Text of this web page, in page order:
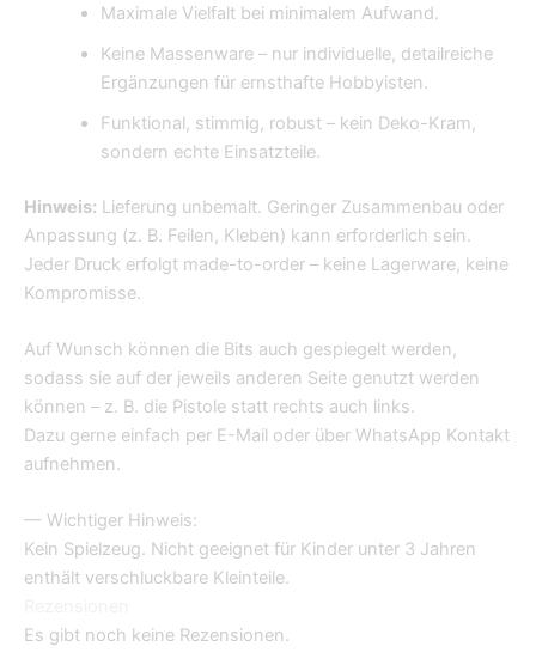
Maximale Vielfalt bei minimalem Aufwand.
Keine Massenware – nur individuelle, detailreiche
Ergänzungen für ernsthafte Hobbyisten.
Funktional, stimmig, robust – kein Deko-Kram,
sondern echte Einsatzteile.
Hinweis: Lieferung unbemalt. Geringer Zusammenbau oder
Anpassung (z. B. Feilen, Kleben) kann erforderlich sein.
Jeder Druck erfolgt made-to-order – keine Lagerware, keine
Kompromisse.
Auf Wunsch können die Bits auch gespiegelt werden,
sodass sie auf der jeweils anderen Seite genutzt werden
können – z. B. die Pistole statt rechts auch links.
Dazu gerne einfach per E-Mail oder über WhatsApp Kontakt
aufnehmen.
— Wichtiger Hinweis:
Kein Spielzeug. Nicht geeignet für Kinder unter 3 Jahren
enthält verschluckbare Kleinteile.
Es gibt noch keine Rezensionen.